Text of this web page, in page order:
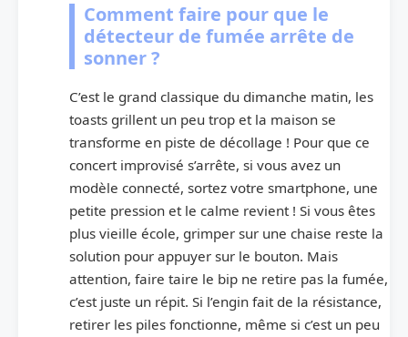
Comment faire pour que le
détecteur de fumée arrête de
sonner ?
C’est le grand classique du dimanche matin, les
toasts grillent un peu trop et la maison se
transforme en piste de décollage ! Pour que ce
concert improvisé s’arrête, si vous avez un
modèle connecté, sortez votre smartphone, une
petite pression et le calme revient ! Si vous êtes
plus vieille école, grimper sur une chaise reste la
solution pour appuyer sur le bouton. Mais
attention, faire taire le bip ne retire pas la fumée,
c’est juste un répit. Si l’engin fait de la résistance,
retirer les piles fonctionne, même si c’est un peu